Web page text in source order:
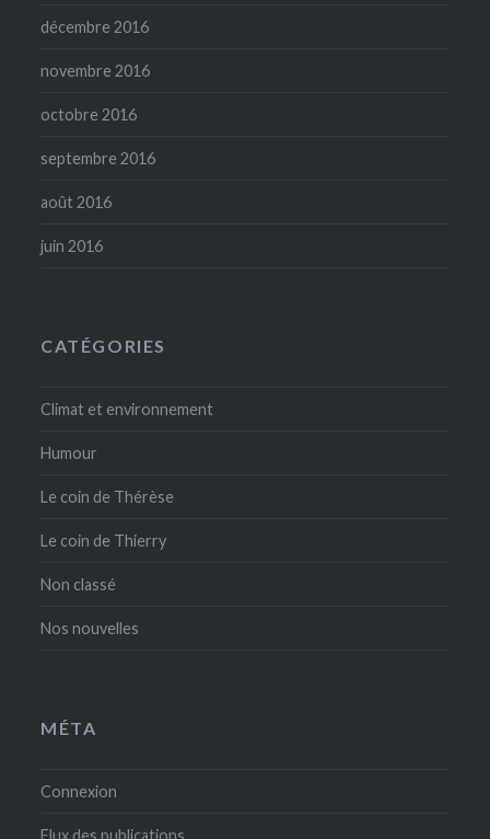
décembre 2016
novembre 2016
octobre 2016
septembre 2016
août 2016
juin 2016
CATÉGORIES
Climat et environnement
Humour
Le coin de Thérèse
Le coin de Thierry
Non classé
Nos nouvelles
MÉTA
Connexion
Flux des publications